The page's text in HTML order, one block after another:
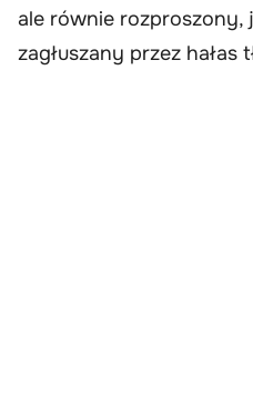
ale równie rozproszony,
zagłuszany przez hałas